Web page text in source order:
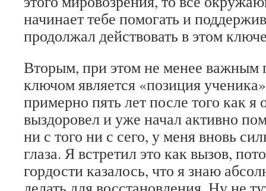
начинает тебе помогать и
продолжал действовать в этом
Вторым, при этом не менее важным
ключом является «позиция
примерно пять лет после того как я
выздоровел и уже начал активно
ни с того ни с сего, у меня вновь
глаза. Я встретил это как вызов,
гордости казалось, что я знаю